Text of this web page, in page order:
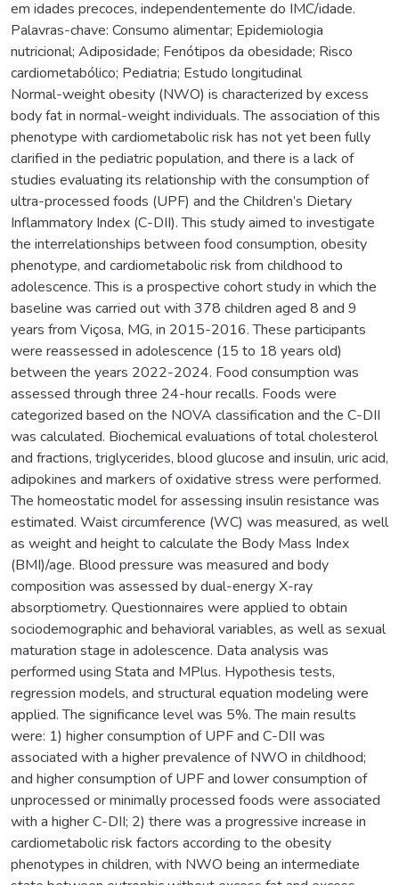
em idades precoces, independentemente do IMC/idade.
Palavras-chave: Consumo alimentar; Epidemiologia
nutricional; Adiposidade; Fenótipos da obesidade; Risco
cardiometabólico; Pediatria; Estudo longitudinal
Normal-weight obesity (NWO) is characterized by excess
body fat in normal-weight individuals. The association of this
phenotype with cardiometabolic risk has not yet been fully
clarified in the pediatric population, and there is a lack of
studies evaluating its relationship with the consumption of
ultra-processed foods (UPF) and the Children’s Dietary
Inflammatory Index (C-DII). This study aimed to investigate
the interrelationships between food consumption, obesity
phenotype, and cardiometabolic risk from childhood to
adolescence. This is a prospective cohort study in which the
baseline was carried out with 378 children aged 8 and 9
years from Viçosa, MG, in 2015-2016. These participants
were reassessed in adolescence (15 to 18 years old)
between the years 2022-2024. Food consumption was
assessed through three 24-hour recalls. Foods were
categorized based on the NOVA classification and the C-DII
was calculated. Biochemical evaluations of total cholesterol
and fractions, triglycerides, blood glucose and insulin, uric acid,
adipokines and markers of oxidative stress were performed.
The homeostatic model for assessing insulin resistance was
estimated. Waist circumference (WC) was measured, as well
as weight and height to calculate the Body Mass Index
(BMI)/age. Blood pressure was measured and body
composition was assessed by dual-energy X-ray
absorptiometry. Questionnaires were applied to obtain
sociodemographic and behavioral variables, as well as sexual
maturation stage in adolescence. Data analysis was
performed using Stata and MPlus. Hypothesis tests,
regression models, and structural equation modeling were
applied. The significance level was 5%. The main results
were: 1) higher consumption of UPF and C-DII was
associated with a higher prevalence of NWO in childhood;
and higher consumption of UPF and lower consumption of
unprocessed or minimally processed foods were associated
with a higher C-DII; 2) there was a progressive increase in
cardiometabolic risk factors according to the obesity
phenotypes in children, with NWO being an intermediate